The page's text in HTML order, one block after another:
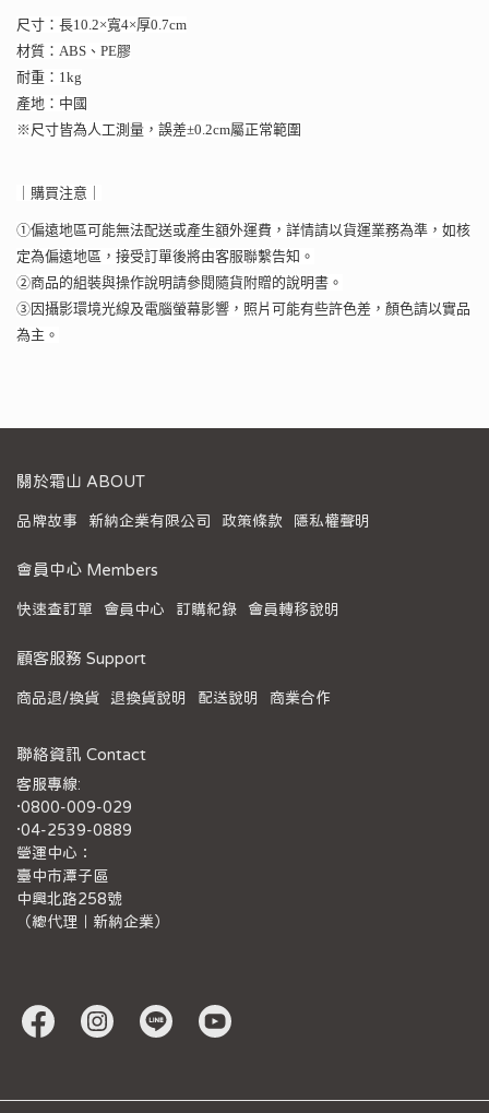
尺寸：長10.2×寬4×厚0.7cm
材質：ABS、PE膠
耐重：1kg
產地：中國
※尺寸皆為人工測量，誤差±0.2cm屬正常範圍
｜購買注意｜
①偏遠地區可能無法配送或產生額外運費，詳情請以貨運業務為準，如核
定為偏遠地區，接受訂單後將由客服聯繫告知。
②商品的組裝與操作說明請參閱隨貨附贈的說明書。
③因攝影環境光線及電腦螢幕影響，照片可能有些許色差，顏色請以實品
為主。
關於霜山 ABOUT
品牌故事 新納企業有限公司 政策條款 隱私權聲明
會員中心 Members
快速查訂單 會員中心 訂購紀錄 會員轉移說明
顧客服務 Support
商品退/換貨 退換貨說明 配送說明 商業合作
聯絡資訊 Contact
客服專線:
·0800-009-029
·04-2539-0889
營運中心：
臺中市潭子區
中興北路258號
（總代理｜新納企業）